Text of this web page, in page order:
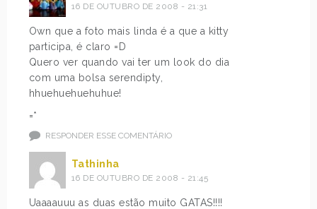
16 DE OUTUBRO DE 2008 - 21:31
Own que a foto mais linda é a que a kitty
participa, é claro =D
Quero ver quando vai ter um look do dia
com uma bolsa serendipty,
hhuehuehuehuhue!
=*
RESPONDER ESSE COMENTÁRIO
Tathinha
16 DE OUTUBRO DE 2008 - 21:45
Uaaaauuu as duas estão muito GATAS!!!!